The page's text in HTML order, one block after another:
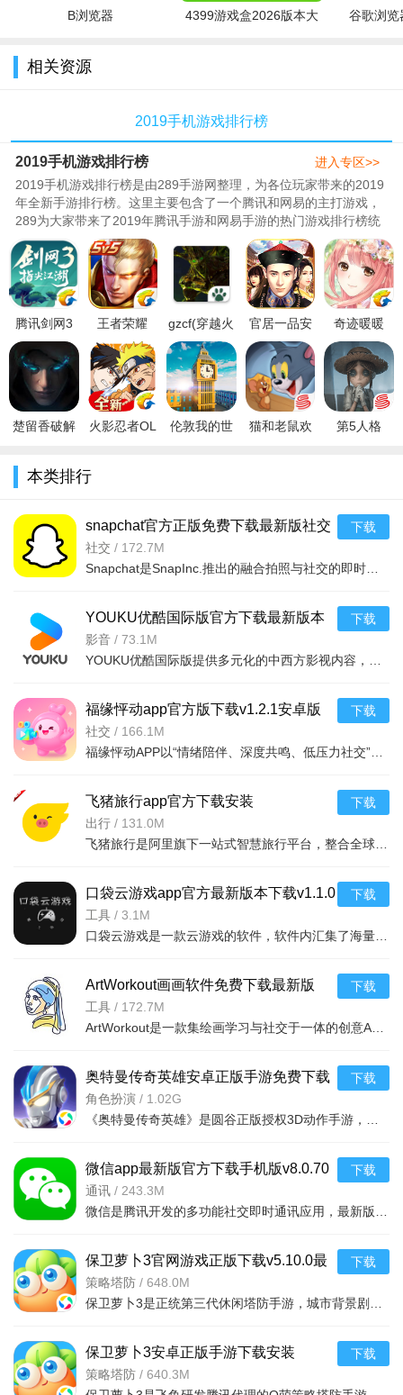
务，就可以获得超多奖励啦！还有终极大奖，“温柔的富贵”最终
用兑换的道具去增加宇晴的好感度，即可获得同游信物，最
除此之外，还有梦幻秋千出没，不容错过！闲时同情缘、好
友一起，吹轻风、荡秋千、感受江湖风韵，岂不是悠哉游哉？
需要一提的是：不删档上线后该秋千会直接返还原物，且原
物可交易哦！
小提示：
秋千【桃影闲心】和跟宠【念念】一样，在不删档上线之
后，都可以选择使用相同账号在iOS或
安卓端继承。但一个账号
只能继承一次哦！
3 划算的富贵 充值返利
俗话说得好：有羊毛就一定要薅~“春风十里”测试推出三大超
划算富贵产品，月卡、基金、每日礼包，3妹看了都要昏古七惹~
度、名剑币等多方面buff效果，修炼先人一步，助力大侠之路！
而且【隐元密令】的价钱也相当优惠，仅售30元，一天一
块钱！
二、30天基金 大唐钱庄
大唐钱庄隆重开业，稳赚不赔的理财产品了解一下~6倍收
过！
打工是不可能打工的，一辈子都不可能打工的。让钱自己
生钱，舒舒服服过日子，多棒~
三、每日礼包 三倍价值
每日礼包，每日限购3个，分别包含上品纳元丹、上品玄
心丸、五行石、金条、紫色材料宝箱、金月糕，三倍价值量，等
宠物——小猪【如意哼哼】哦，嗯不说了3妹把这三只猪抱回家了
B浏览器
4399游戏盒2026版本大
谷歌浏览
相关资源
2019手机游戏排行榜
2019手机游戏排行榜
2019手机游戏排行榜是由289手游网整理，为各位玩家带来的2019
年全新手游排行榜。这里主要包含了一个腾讯和网易的主打游戏，
289为大家带来了2019年腾讯手游和网易手游的热门游戏排行榜统
计，拥有腾讯和网易大厂的品质保证，玩法和内容都拥有很高的品
质，各位寻找游戏的小伙伴可以优先考虑这些游戏，一定不要错过
了哦！..
进入专区>>
腾讯剑网3
指尖江湖手
游v3.3.0官
方正式版
王者荣耀
2019夏季新
版V1.45.1.1
暑假版
gzcf(穿越火
线2019单机
破解版
本)V2.2最新
版
官居一品安
峰破解版
v1.0.8安卓
版
奇迹暖暖
2019新年破
解版V6.1.0
安卓最新版
楚留香破解
火影忍者OL
伦敦我的世
猫和老鼠欢
第5人格
本类排行
snapchat官方正版免费下载最新版社交
软件v13.86.0.50安卓版
社交 / 172.7M
下载
YOUKU优酷国际版官方下载最新版本
v11.1.34安卓版
影音 / 73.1M
下载
福缘怦动app官方版下载v1.2.1安卓版
社交 / 166.1M
下载
飞猪旅行app官方下载安装
v9.10.49.104安卓版
出行 / 131.0M
下载
口袋云游戏app官方最新版本下载v1.1.0
安卓版
工具 / 3.1M
下载
ArtWorkout画画软件免费下载最新版
2026v0.1.82安卓版
工具 / 172.7M
下载
奥特曼传奇英雄安卓正版手游免费下载
安装v32.0.0最新版
角色扮演 / 1.02G
下载
微信app最新版官方下载手机版v8.0.70
安卓版
通讯 / 243.3M
下载
保卫萝卜3官网游戏正版下载v5.10.0最
新版
策略塔防 / 648.0M
下载
保卫萝卜3安卓正版手游下载安装
v5.10.0官方版
策略塔防 / 640.3M
下载